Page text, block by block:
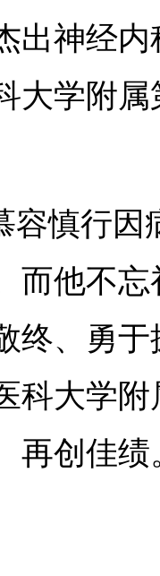
出神经
大学附
容慎行
而他不
终、勇
科大学
再创佳绩